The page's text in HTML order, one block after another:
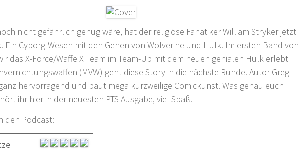
nicht gefährlich genug wäre, hat der religiöse Fanatiker William Stryker jetzt
Ein Cyborg-Wesen mit den Genen von Wolverine und Hulk. Im ersten Band von
das X-Force/Waffe X Team im Team-Up mit dem neuen genialen Hulk erlebt
(MVW) geht diese Story in die nächste Runde. Autor Greg
hervorragend und baut mega kurzweilige Comickunst. Was genau euch
ihr hier in der neuesten PTS Ausgabe, viel Spaß.
den Podcast: